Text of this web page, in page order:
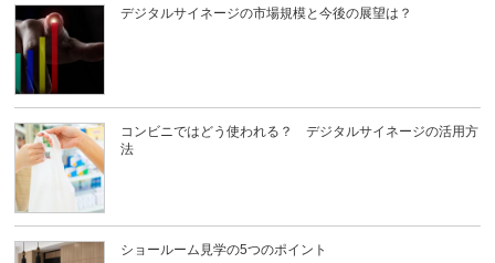
デジタルサイネージの市場規模と今後の展望は？
コンビニではどう使われる？ デジタルサイネージの活用方
法
ショールーム見学の5つのポイント